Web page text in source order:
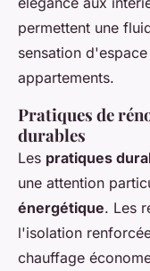
permettent une
sensation
appartements.
Pratiques de
durables
Les pratiques
une attention
énergétique. Les
l'isolation
chauffage